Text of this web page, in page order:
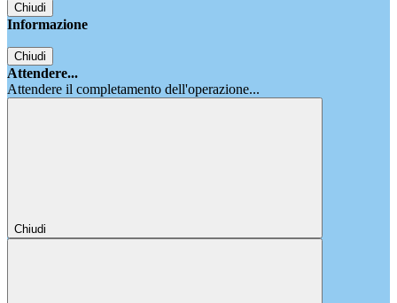
Chiudi
Informazione
Chiudi
Attendere...
Attendere il completamento dell'operazione...
Chiudi